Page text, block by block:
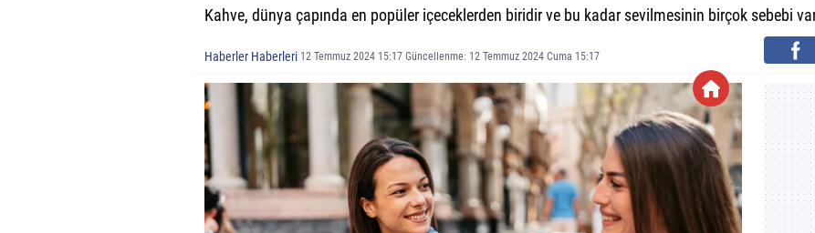
Kahve, dünya çapında en popüler içeceklerden biridir ve bu kadar sevilmesinin birçok sebebi
Haberler Haberleri 12 Temmuz 2024 15:17 Güncellenme: 12 Temmuz 2024 Cuma 15:17